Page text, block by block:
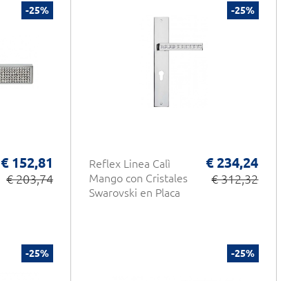
-25%
€ 152,81
€ 203,74
-25%
Reflex Linea Calì
Mango con Cristales
Swarovski en Placa
€ 234,24
€ 312,32
-25% -25%